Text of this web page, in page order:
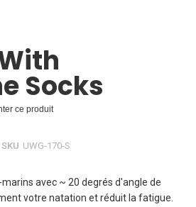
Socks
ce produit
SKU UWG-170-S
avec ~ 20 degrés d'angle de
votre natation et réduit la fatigue.